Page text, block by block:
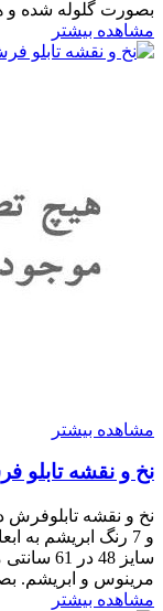
بصورت گلوله شده و
مشاهده بیشتر
مشاهده بیشتر
نخ و نقشه تابلو
سایز 48
مرینوس و ابریشم.
مشاهده بیشتر